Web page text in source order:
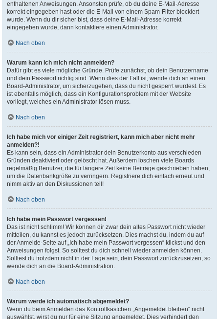
enthaltenen Anweisungen. Ansonsten prüfe, ob du deine E-Mail-Adresse
korrekt eingegeben hast oder die E-Mail von einem Spam-Filter blockiert
wurde. Wenn du dir sicher bist, dass deine E-Mail-Adresse korrekt
eingegeben wurde, dann kontaktiere einen Administrator.
Nach oben
Warum kann ich mich nicht anmelden?
Dafür gibt es viele mögliche Gründe. Prüfe zunächst, ob dein Benutzername
und dein Passwort richtig sind. Wenn dies der Fall ist, wende dich an einen
Board-Administrator, um sicherzugehen, dass du nicht gesperrt wurdest. Es
ist ebenfalls möglich, dass ein Konfigurationsproblem mit der Website
vorliegt, welches ein Administrator lösen muss.
Nach oben
Ich habe mich vor einiger Zeit registriert, kann mich aber nicht mehr
anmelden?!
Es kann sein, dass ein Administrator dein Benutzerkonto aus verschieden
Gründen deaktiviert oder gelöscht hat. Außerdem löschen viele Boards
regelmäßig Benutzer, die für längere Zeit keine Beiträge geschrieben haben,
um die Datenbankgröße zu verringern. Registriere dich einfach erneut und
nimm aktiv an den Diskussionen teil!
Nach oben
Ich habe mein Passwort vergessen!
Das ist nicht schlimm! Wir können dir zwar dein altes Passwort nicht wieder
mitteilen, du kannst es jedoch zurücksetzen. Dies machst du, indem du auf
der Anmelde-Seite auf „Ich habe mein Passwort vergessen“ klickst und den
Anweisungen folgst. So solltest du dich schnell wieder anmelden können.
Solltest du trotzdem nicht in der Lage sein, dein Passwort zurückzusetzen, so
wende dich an die Board-Administration.
Nach oben
Warum werde ich automatisch abgemeldet?
Wenn du beim Anmelden das Kontrollkästchen „Angemeldet bleiben“ nicht
auswählst, wirst du nur für eine Sitzung angemeldet. Dies verhindert den